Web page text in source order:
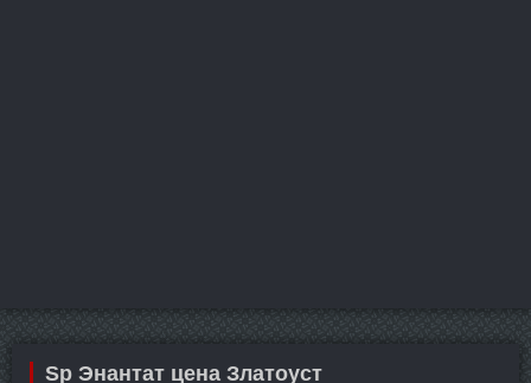
Sp Энантат цена Златоуст